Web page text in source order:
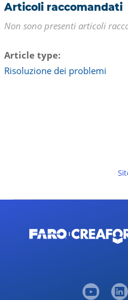
Articoli raccomandati
Non sono presenti articoli
Article type
Risoluzione dei problemi